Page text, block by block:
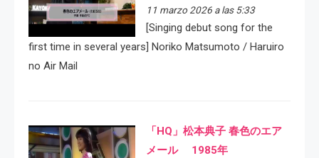
11 marzo 2026 a las 5:33
[Singing debut song for the
first time in several years] Noriko Matsumoto / Haruiro
no Air Mail
「HQ」松本典子 春色のエア
メール 1985年